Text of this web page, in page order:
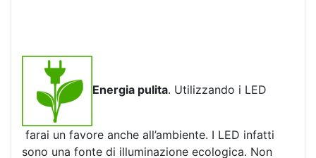
Energia pulita. Utilizzando i LED
farai un favore anche all’ambiente. I LED infatti
sono una fonte di illuminazione ecologica. Non